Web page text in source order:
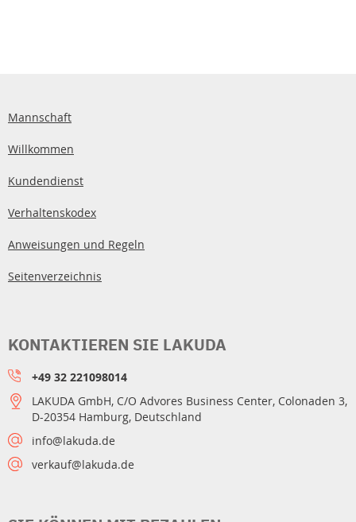
Mannschaft
Willkommen
Kundendienst
Verhaltenskodex
Anweisungen und Regeln
Seitenverzeichnis
KONTAKTIEREN SIE LAKUDA
+49 32 221098014
LAKUDA GmbH, C/O Advores Business Center, Colonaden 3,
D-20354 Hamburg, Deutschland
info@lakuda.de
verkauf@lakuda.de